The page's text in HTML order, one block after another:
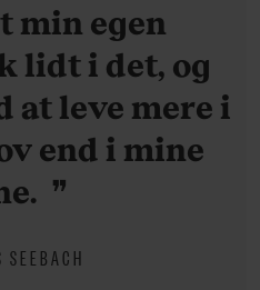
min egen
lidt i det, og
at leve mere i
end i mine
SEEBACH